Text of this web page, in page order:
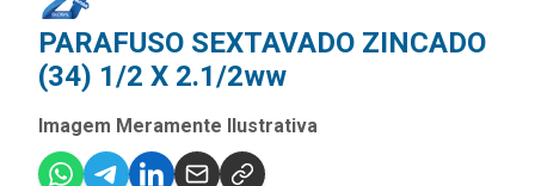
PARAFUSO SEXTAVADO ZINCADO
(34) 1/2 X 2.1/2ww
Imagem Meramente Ilustrativa